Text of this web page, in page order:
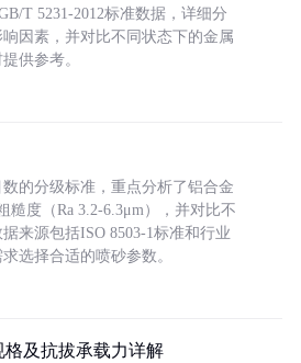
T 5231-2012标准数据，详细分
因素，并对比不同状态下的金属
供参考。
的分级标准，重点分析了铝合金
糙度（Ra 3.2-6.3μm），并对比不
来源包括ISO 8503-1标准和行业
选择合适的喷砂参数。
及抗拔承载力详解